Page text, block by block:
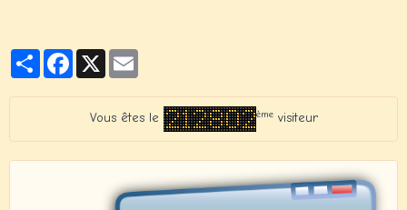
PartagerFacebook
X
Vous êtes le èmevisiteur